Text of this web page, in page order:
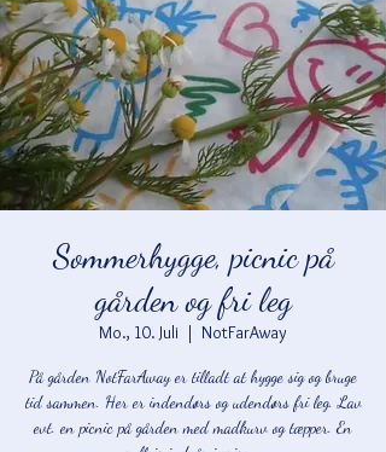
Sommerhygge, picnic på
gården og fri leg
Mo., 10. Juli
  |
NotFarAway
På gården NotFarAway er tilladt at hygge sig og bruge
tid sammen. Her er indendørs og udendørs fri leg. Lav
evt. en picnic på gården med madkurv og tæpper. En